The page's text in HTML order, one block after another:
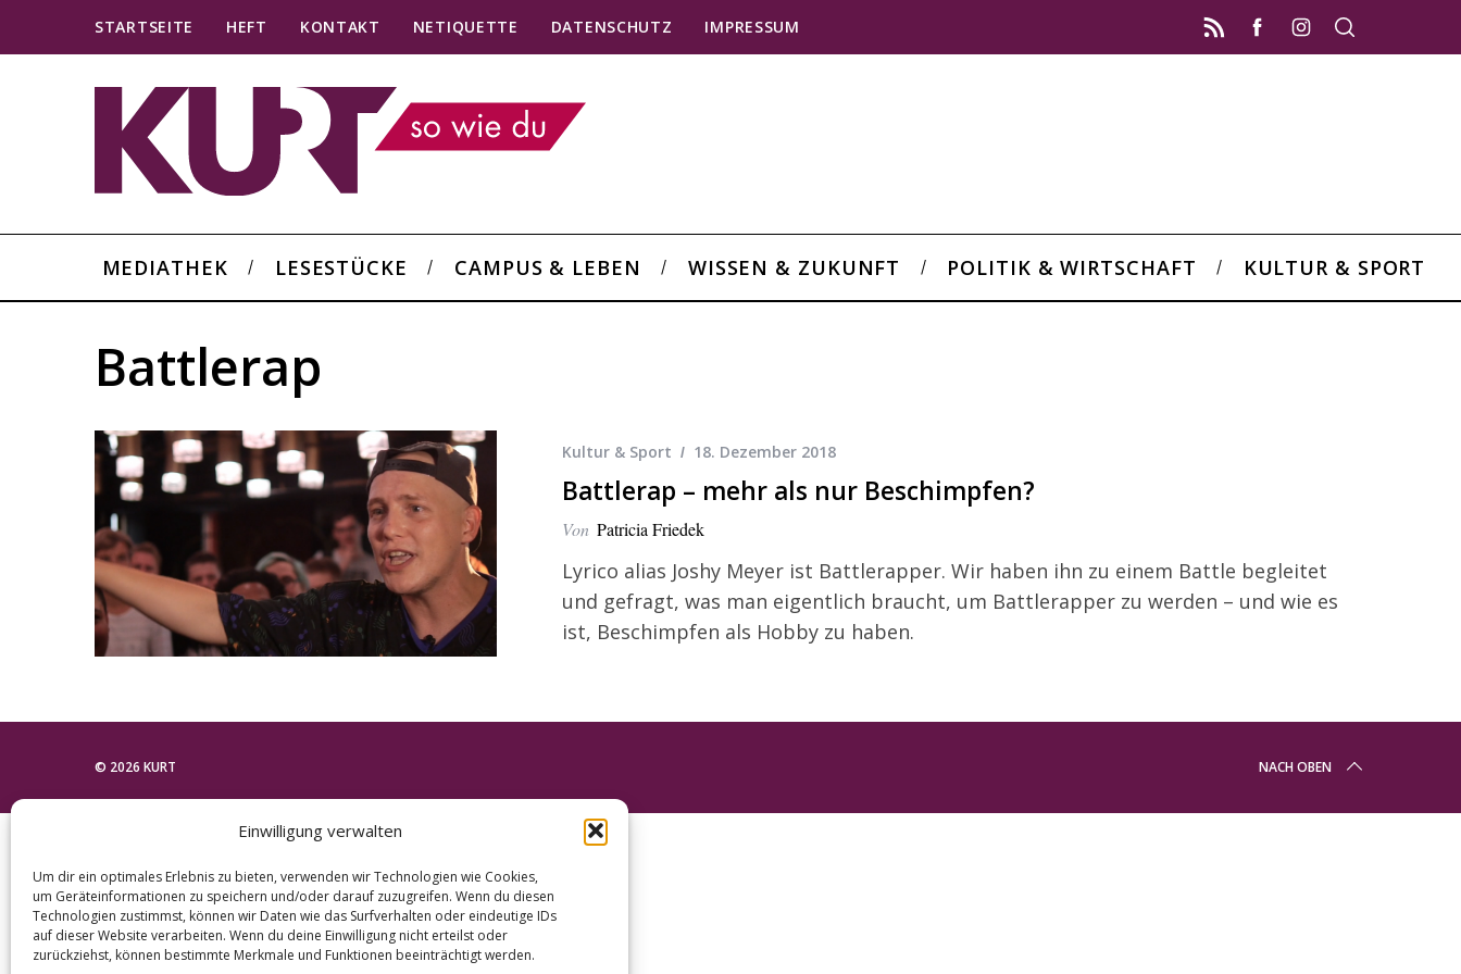
Einwilligung verwalten
Um dir ein optimales Erlebnis zu bieten, verwenden wir Technologien wie Cookies,
um Geräteinformationen zu speichern und/oder darauf zuzugreifen. Wenn du diesen
Technologien zustimmst, können wir Daten wie das Surfverhalten oder eindeutige IDs
auf dieser Website verarbeiten. Wenn du deine Einwilligung nicht erteilst oder
zurückziehst, können bestimmte Merkmale und Funktionen beeinträchtigt werden.
STARTSEITE HEFT KONTAKT NETIQUETTE DATENSCHUTZ IMPRESSUM
MEDIATHEK LESESTÜCKE CAMPUS & LEBEN WISSEN & ZUKUNFT POLITIK & WIRTSCHAFT KULTUR & SPORT
Battlerap
Kultur & Sport 18. Dezember 2018
Battlerap – mehr als nur Beschimpfen?
Von Patricia Friedek
Lyrico alias Joshy Meyer ist Battlerapper. Wir haben ihn zu einem Battle begleitet
und gefragt, was man eigentlich braucht, um Battlerapper zu werden – und wie es
ist, Beschimpfen als Hobby zu haben.
© 2026 KURT NACH OBEN
S
c
h
f
o